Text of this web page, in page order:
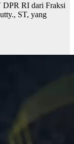
RI dari Fraksi
ST, yang